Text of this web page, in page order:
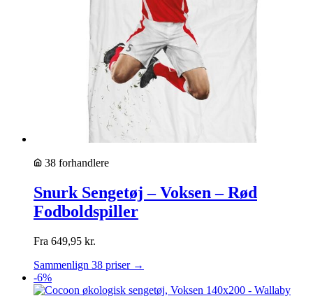
38 forhandlere
Snurk Sengetøj – Voksen – Rød
Fodboldspiller
Fra 649,95 kr.
Sammenlign 38 priser →
-6%